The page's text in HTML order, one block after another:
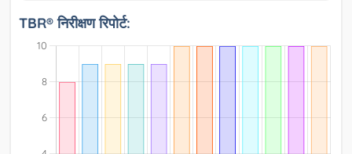
TBR® निरीक्षण रिपोर्ट: